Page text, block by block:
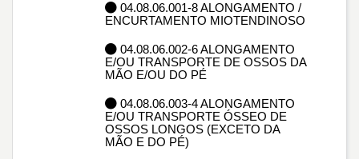
04.08.06.001-8 ALONGAMENTO /
ENCURTAMENTO MIOTENDINOSO
04.08.06.002-6 ALONGAMENTO
E/OU TRANSPORTE DE OSSOS DA
MÃO E/OU DO PÉ
04.08.06.003-4 ALONGAMENTO
E/OU TRANSPORTE ÓSSEO DE
OSSOS LONGOS (EXCETO DA
MÃO E DO PÉ)